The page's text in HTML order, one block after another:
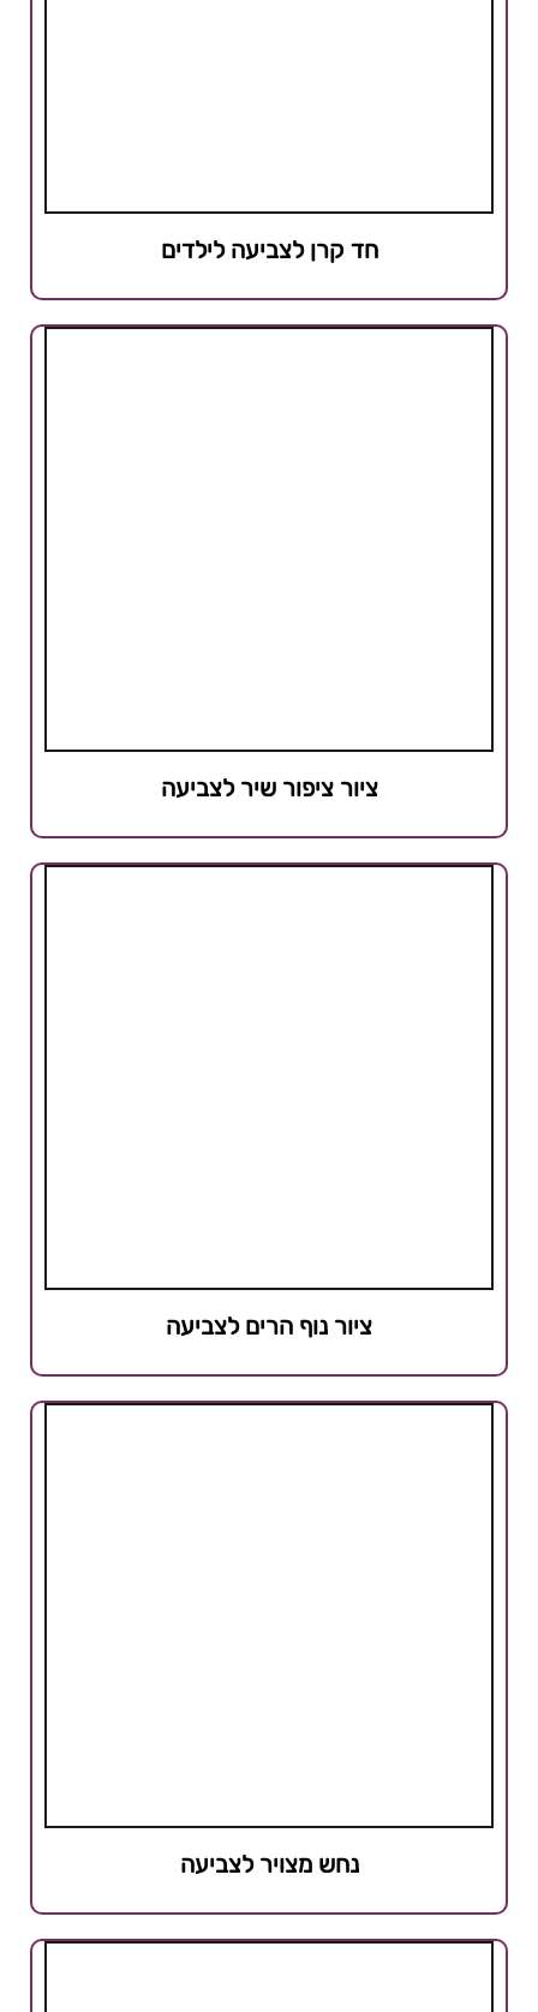
חד קרן לצביעה לילדים
ציור ציפור שיר לצביעה
ציור נוף הרים לצביעה
נחש מצויר לצביעה